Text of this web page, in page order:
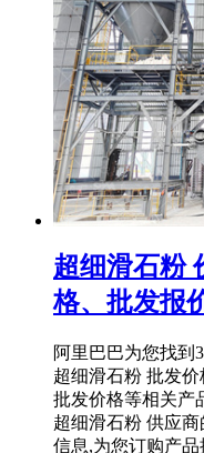
超细滑石粉
格、批发报
阿里巴巴为您找到
超细滑石粉 批发价
批发价格等相关产
超细滑石粉 供应
信息,为您订购产品